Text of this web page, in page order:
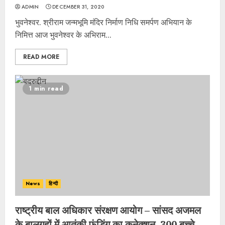
ADMIN DECEMBER 31, 2020
भुवनेश्वर. श्रीराम जन्मभूमि मंदिर निर्माण निधि समर्पण अभियान के
निमित्त आज भुवनेश्वर के अभिराम...
READ MORE
1 min read
News हिन्दी
राष्ट्रीय बाल अधिकार संरक्षण आयोग – सांसद अजमल